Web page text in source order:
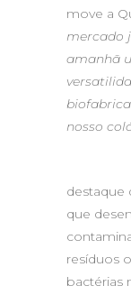
move a
mercado
amanhã
nosso
destaque
que
resíduos
bactérias